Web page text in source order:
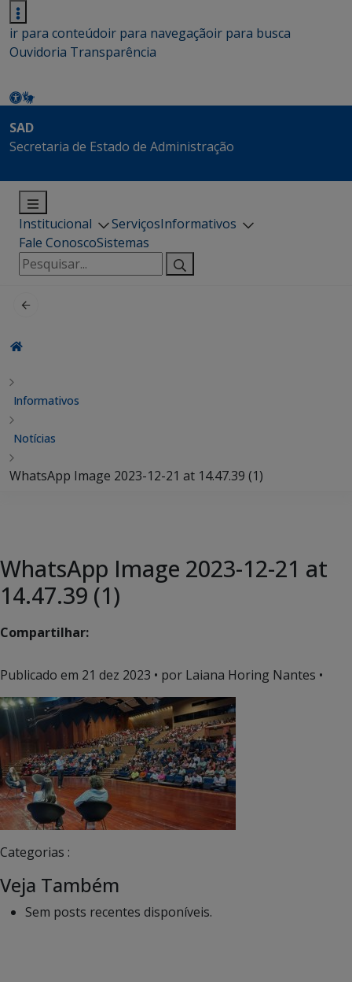
ir para conteúdoir para navegaçãoir para busca
Ouvidoria Transparência
SAD
Secretaria de Estado de Administração
Institucional ServiçosInformativos
Fale ConoscoSistemas
Pesquisar
por:
Informativos
Notícias
WhatsApp Image 2023-12-21 at 14.47.39 (1)
WhatsApp Image 2023-12-21 at
14.47.39 (1)
Compartilhar:
Publicado em 21 dez 2023 • por Laiana Horing Nantes •
Categorias :
Veja Também
Sem posts recentes disponíveis.